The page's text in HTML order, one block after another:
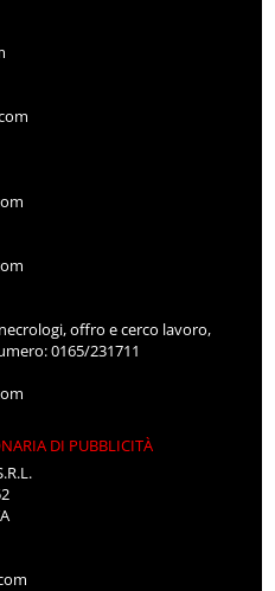
offro e cerco lavoro,
0165/231711
DI PUBBLICITÀ